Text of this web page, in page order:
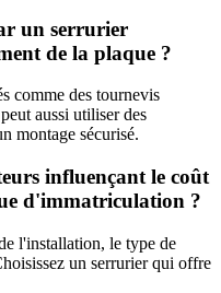
un serrurier
de la plaque ?
comme des tournevis
aussi utiliser des
montage sécurisé.
influençant le coût
d'immatriculation ?
l'installation, le type de
un serrurier qui offre